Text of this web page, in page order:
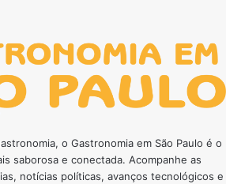
o Gastronomia em São Paulo é o
saborosa e conectada. Acompanhe as
notícias políticas, avanços tecnológicos e